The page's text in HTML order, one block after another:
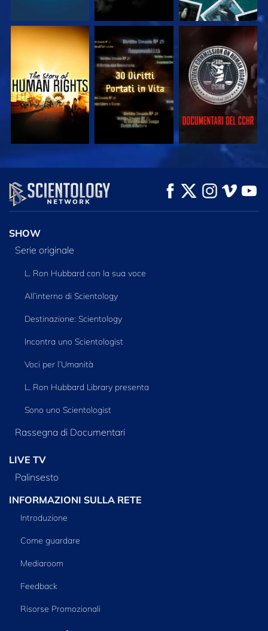
GUARDA GUARDA GUARDA
GUARDA
ESPLORA LE
SERIE
SHOW
Serie originale
L. Ron Hubbard con la sua voce
All’interno di Scientology
Destinazione: Scientology
Incontra uno Scientologist
Voci per l’Umanità
L. Ron Hubbard Library presenta
Sono uno Scientologist
Rassegna di Documentari
LIVE TV
Palinsesto
INFORMAZIONI SULLA RETE
Introduzione
Come guardare
Mediaroom
Feedback
Risorse Promozionali